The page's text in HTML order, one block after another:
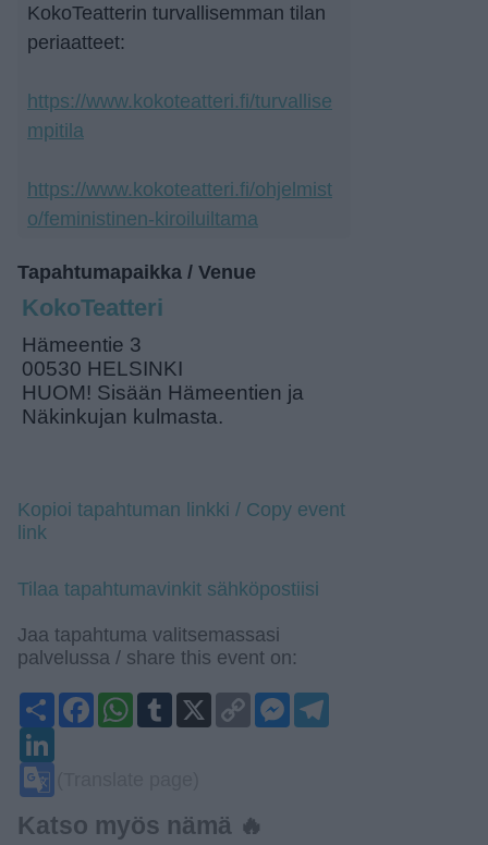
KokoTeatterin turvallisemman tilan
periaatteet:
https://www.kokoteatteri.fi/turvallise
mpitila
https://www.kokoteatteri.fi/ohjelmist
o/feministinen-kiroiluiltama
Tapahtumapaikka / Venue
KokoTeatteri
Hämeentie 3
00530 HELSINKI
HUOM! Sisään Hämeentien ja
Näkinkujan kulmasta.
Kopioi tapahtuman linkki / Copy event
link
Tilaa tapahtumavinkit sähköpostiisi
Jaa tapahtuma valitsemassasi
palvelussa / share this event on:
ShareFacebookWhatsApp
Tumblr
X
Copy
Link
Messenger
Katso myös nämä 🔥